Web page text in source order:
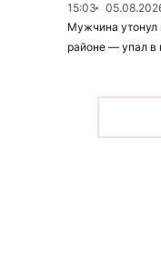
15:03
Мужчина утонул
районе — упал в